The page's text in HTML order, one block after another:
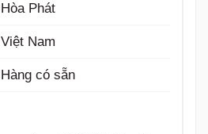
Hòa Phát
Việt Nam
Hàng có sẵn